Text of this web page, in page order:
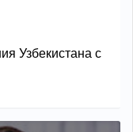
Узбекистана с